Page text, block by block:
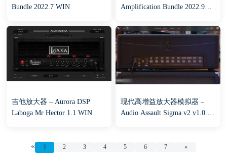
Bundle 2022.7 WIN
Amplification Bundle 2022.9
吉他放大器 – Aurora DSP
Laboga Mr Hector 1.1 WIN
现代高增益放大器模拟器 –
Audio Assault Sigma v2 v1.0.0
« 1 2 3 4 5 6 7 »